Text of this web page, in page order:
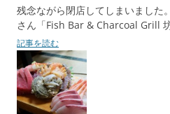
残念ながら閉店してしまいました
さん「Fish Bar & Charcoal Grill 坊
記事を読む